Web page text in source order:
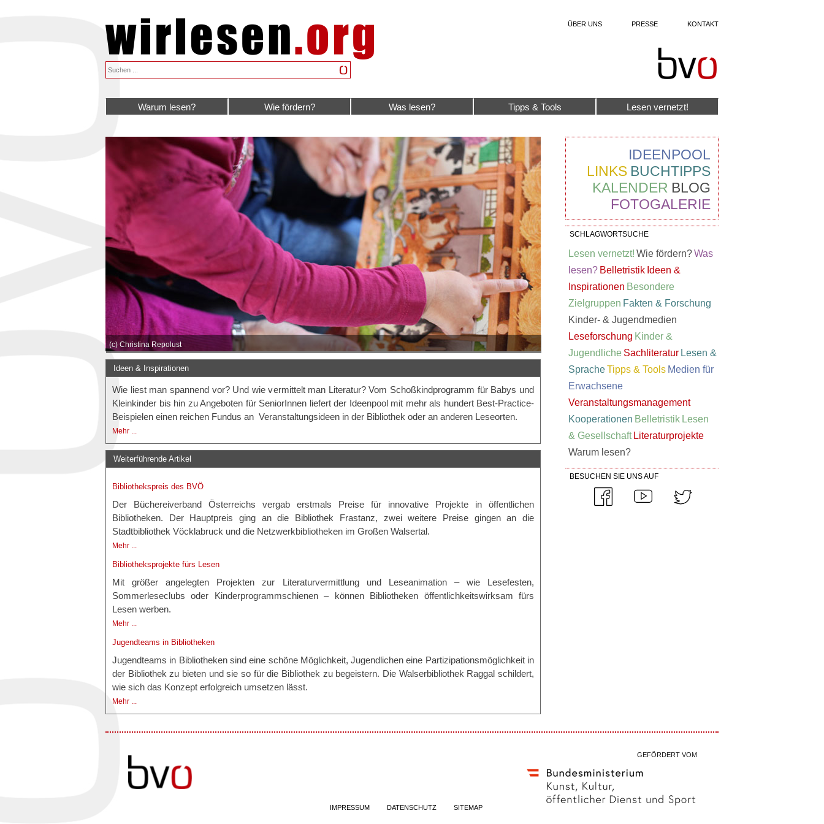
ÜBER UNS PRESSE KONTAKT
Warum lesen? Wie fördern? Was lesen? Tipps & Tools Lesen vernetzt!
(c) Christina Repolust
Ideen & Inspirationen
Wie liest man spannend vor? Und wie vermittelt man Literatur? Vom Schoßkindprogramm für Babys und
Kleinkinder bis hin zu Angeboten für SeniorInnen liefert der Ideenpool mit mehr als hundert Best-Practice-
Beispielen einen reichen Fundus an Veranstaltungsideen in der Bibliothek oder an anderen Leseorten.
Mehr ...
Weiterführende Artikel
Bibliothekspreis des BVÖ
Der Büchereiverband Österreichs vergab erstmals Preise für innovative Projekte in öffentlichen
Bibliotheken. Der Hauptpreis ging an die Bibliothek Frastanz, zwei weitere Preise gingen an die
Stadtbibliothek Vöcklabruck und die Netzwerkbibliotheken im Großen Walsertal.
Mehr ...
Bibliotheksprojekte fürs Lesen
Mit größer angelegten Projekten zur Literaturvermittlung und Leseanimation – wie Lesefesten,
Sommerleseclubs oder Kinderprogrammschienen – können Bibliotheken öffentlichkeitswirksam fürs
Lesen werben.
Mehr ...
Jugendteams in Bibliotheken
Jugendteams in Bibliotheken sind eine schöne Möglichkeit, Jugendlichen eine Partizipationsmöglichkeit in
der Bibliothek zu bieten und sie so für die Bibliothek zu begeistern. Die Walserbibliothek Raggal schildert,
wie sich das Konzept erfolgreich umsetzen lässt.
Mehr ...
IDEENPOOL
BUCHTIPPS
LINKS
BLOG
KALENDER
FOTOGALERIE
SCHLAGWORTSUCHE
Lesen vernetzt! Wie fördern?Was
lesen? Belletristik Ideen &
Inspirationen Besondere
Zielgruppen Fakten & Forschung
Kinder- & Jugendmedien
Leseforschung Kinder &
Jugendliche Sachliteratur Lesen &
SpracheTipps & Tools Medien für
Erwachsene
Veranstaltungsmanagement
Kooperationen Belletristik Lesen
& Gesellschaft Literaturprojekte
Warum lesen?
BESUCHEN SIE UNS AUF
IMPRESSUM DATENSCHUTZ SITEMAP
GEFÖRDERT VOM